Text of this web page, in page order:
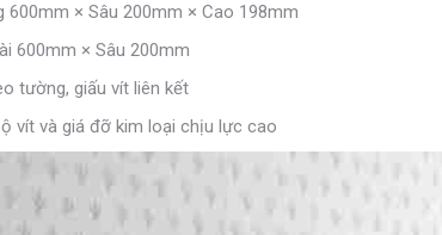
600mm × Sâu 200mm × Cao 198mm
600mm × Sâu 200mm
tường, giấu vít liên kết
vít và giá đỡ kim loại chịu lực cao